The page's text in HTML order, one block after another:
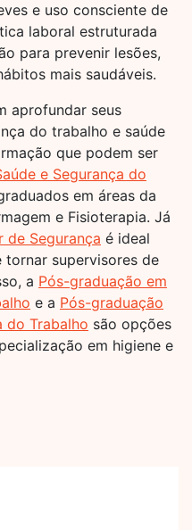
e uso consciente de
laboral estruturada
para prevenir lesões,
mais saudáveis.
aprofundar seus
do trabalho e saúde
que podem ser
e Segurança do
em áreas da
e Fisioterapia. Já
de Segurança é ideal
tornar supervisores de
a Pós-graduação em
e a Pós-graduação
do Trabalho são opções
em higiene e